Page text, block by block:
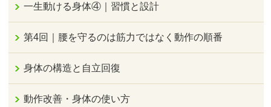
一生動ける身体④｜習慣と設計
第4回｜腰を守るのは筋力ではなく動作の順番
身体の構造と自立回復
動作改善・身体の使い方